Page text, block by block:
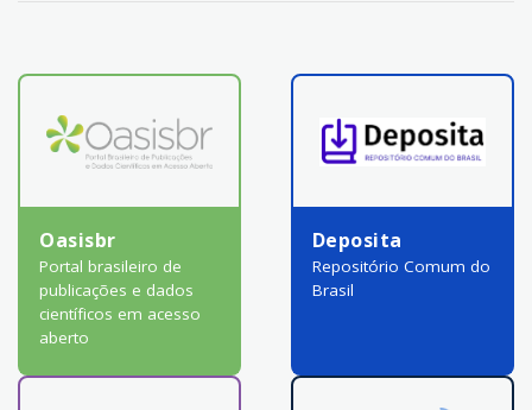
Oasisbr
Portal brasileiro de
publicações e dados
científicos em acesso
aberto
Deposita
Repositório Comum do
Brasil